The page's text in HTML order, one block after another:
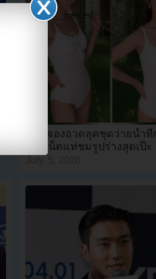
อีมินจองอวดลุคชุดว่ายน้ำที่
ชาวเน็ตแห่ชมรูปร่างสุดเป๊ะ